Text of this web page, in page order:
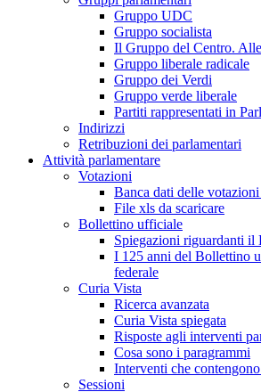
Gruppo UDC
Gruppo socialista
Il Gruppo del Centro.
Gruppo liberale radicale
Gruppo dei Verdi
Gruppo verde liberale
Partiti rappresentati in
Indirizzi
Retribuzioni dei parlamentari
Attività parlamentare
Votazioni
Banca dati delle
File xls da scaricare
Bollettino ufficiale
Spiegazioni riguardanti
I 125 anni del Bollettino
federale
Curia Vista
Ricerca avanzata
Curia Vista spiegata
Risposte agli interventi
Cosa sono i paragrammi
Interventi che
Sessioni